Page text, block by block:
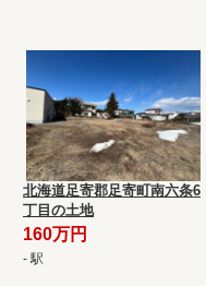
北海道足寄郡足寄町南六条6
丁目の土地
160万円
- 駅